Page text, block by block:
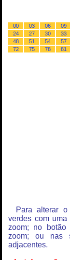
00 03 06 09
24
27 30 33
48
51 54 57
72
75 78 81
Para alterar
verdes com
zoom; no
zoom; ou nas
adjacentes.